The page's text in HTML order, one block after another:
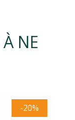
NE
-20%